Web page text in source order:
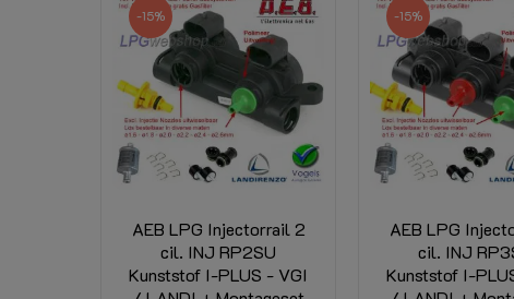
-15%
AEB LPG Injectorrail 2
cil. INJ RP2SU
Kunststof I-PLUS - VGI
-15%
AEB LPG
cil. INJ
Kunststof I-